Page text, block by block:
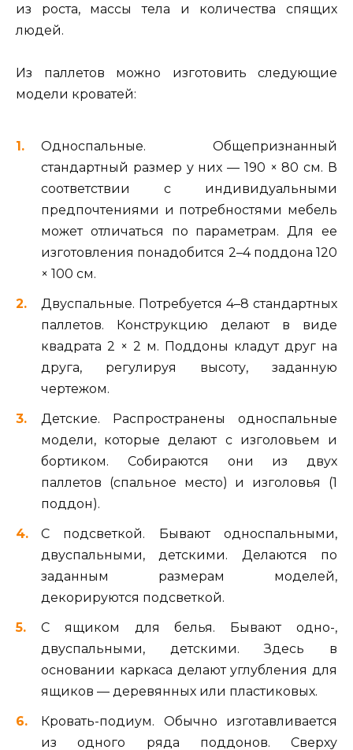
из роста, массы тела и количества спящих
людей.
Из паллетов можно изготовить следующие
модели кроватей:
Односпальные. Общепризнанный
стандартный размер у них — 190 × 80 см. В
соответствии с индивидуальными
предпочтениями и потребностями мебель
может отличаться по параметрам. Для ее
изготовления понадобится 2–4 поддона 120
× 100 см.
Двуспальные. Потребуется 4–8 стандартных
паллетов. Конструкцию делают в виде
квадрата 2 × 2 м. Поддоны кладут друг на
друга, регулируя высоту, заданную
чертежом.
Детские. Распространены односпальные
модели, которые делают с изголовьем и
бортиком. Собираются они из двух
паллетов (спальное место) и изголовья (1
поддон).
С подсветкой. Бывают односпальными,
двуспальными, детскими. Делаются по
заданным размерам моделей,
декорируются подсветкой.
С ящиком для белья. Бывают одно-,
двуспальными, детскими. Здесь в
основании каркаса делают углубления для
ящиков — деревянных или пластиковых.
Кровать-подиум. Обычно изготавливается
из одного ряда поддонов. Сверху